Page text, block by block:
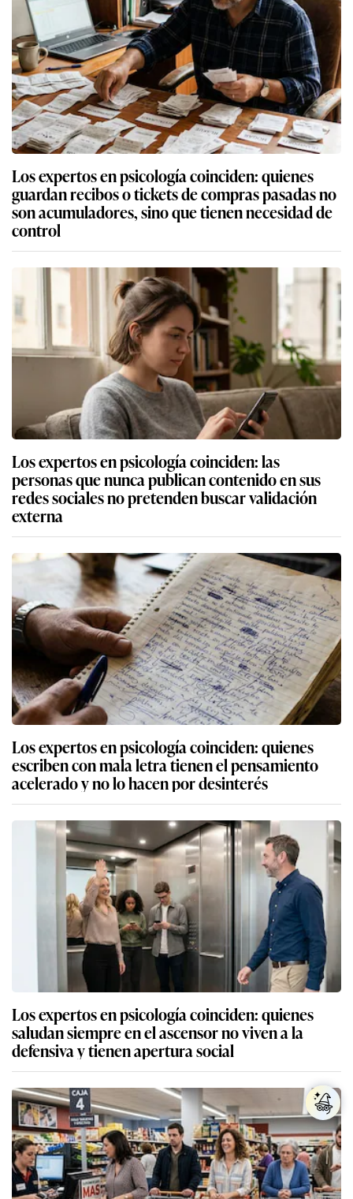
Los expertos en psicología coinciden: quienes
guardan recibos o tickets de compras pasadas no
son acumuladores, sino que tienen necesidad de
control
Los expertos en psicología coinciden: las
personas que nunca publican contenido en sus
redes sociales no pretenden buscar validación
externa
Los expertos en psicología coinciden: quienes
escriben con mala letra tienen el pensamiento
acelerado y no lo hacen por desinterés
Los expertos en psicología coinciden: quienes
saludan siempre en el ascensor no viven a la
defensiva y tienen apertura social